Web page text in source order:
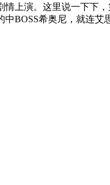
情上演。这里说一下下，
中BOSS希奥尼，就连艾